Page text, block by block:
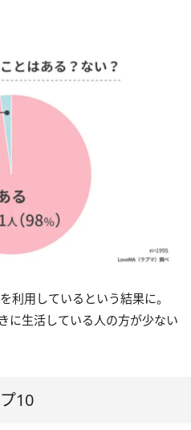
利用しているという結果に。
に生活している人の方が少ない
10